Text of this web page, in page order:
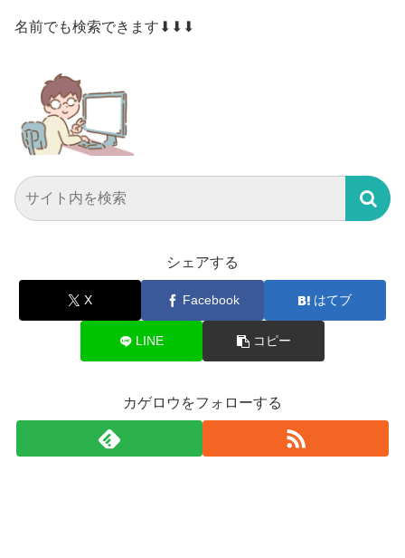
名前でも検索できます⬇⬇⬇
シェアする
X Facebook はてブ
LINE コピー
カゲロウをフォローする